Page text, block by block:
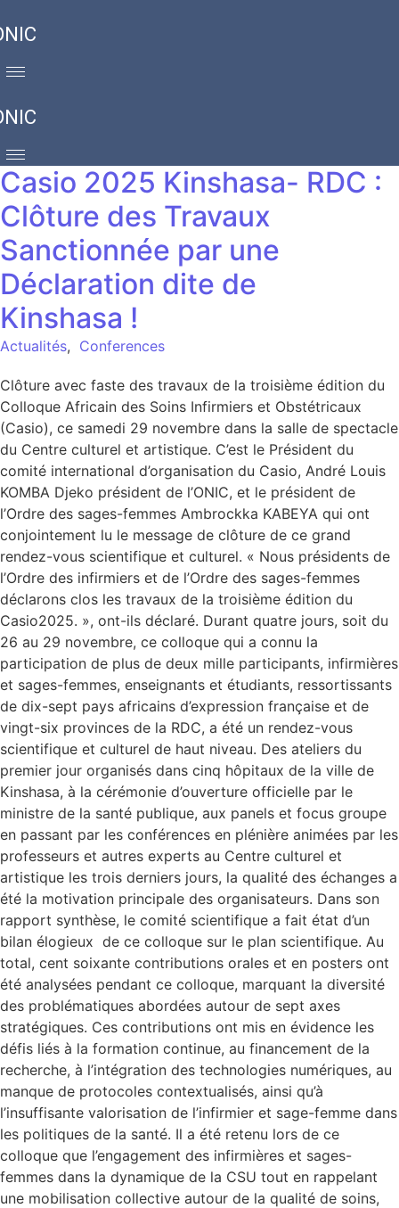
Casio 2025 Kinshasa- RDC :
Clôture des Travaux
Sanctionnée par une
Déclaration dite de
Kinshasa !
Actualités, Conferences
Clôture avec faste des travaux de la troisième édition du
Colloque Africain des Soins Infirmiers et Obstétricaux
(Casio), ce samedi 29 novembre dans la salle de spectacle
du Centre culturel et artistique. C’est le Président du
comité international d’organisation du Casio, André Louis
KOMBA Djeko président de l’ONIC, et le président de
l’Ordre des sages-femmes Ambrockka KABEYA qui ont
conjointement lu le message de clôture de ce grand
rendez-vous scientifique et culturel. « Nous présidents de
l’Ordre des infirmiers et de l’Ordre des sages-femmes
déclarons clos les travaux de la troisième édition du
Casio2025. », ont-ils déclaré. Durant quatre jours, soit du
26 au 29 novembre, ce colloque qui a connu la
participation de plus de deux mille participants, infirmières
et sages-femmes, enseignants et étudiants, ressortissants
de dix-sept pays africains d’expression française et de
vingt-six provinces de la RDC, a été un rendez-vous
scientifique et culturel de haut niveau. Des ateliers du
premier jour organisés dans cinq hôpitaux de la ville de
Kinshasa, à la cérémonie d’ouverture officielle par le
ministre de la santé publique, aux panels et focus groupe
en passant par les conférences en plénière animées par les
professeurs et autres experts au Centre culturel et
artistique les trois derniers jours, la qualité des échanges a
été la motivation principale des organisateurs. Dans son
rapport synthèse, le comité scientifique a fait état d’un
bilan élogieux de ce colloque sur le plan scientifique. Au
total, cent soixante contributions orales et en posters ont
été analysées pendant ce colloque, marquant la diversité
des problématiques abordées autour de sept axes
stratégiques. Ces contributions ont mis en évidence les
défis liés à la formation continue, au financement de la
recherche, à l’intégration des technologies numériques, au
manque de protocoles contextualisés, ainsi qu’à
l’insuffisante valorisation de l’infirmier et sage-femme dans
les politiques de la santé. Il a été retenu lors de ce
colloque que l’engagement des infirmières et sages-
femmes dans la dynamique de la CSU tout en rappelant
une mobilisation collective autour de la qualité de soins,